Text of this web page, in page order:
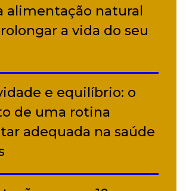
Calcanhotto retoma
infantil para show em
alimentação natural
a vida do seu
e equilíbrio: o
de uma rotina
adequada na saúde